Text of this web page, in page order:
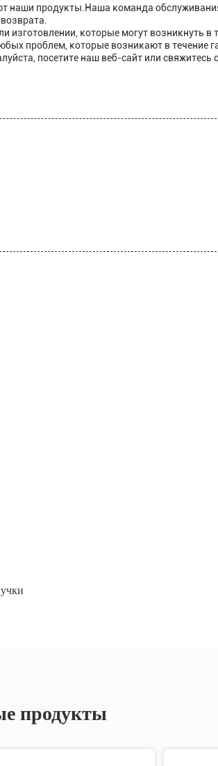
наши продукты.Наша команда
которые могут возникнуть в
проблем, которые возникают в течение
посетите наш веб-сайт или
продукты